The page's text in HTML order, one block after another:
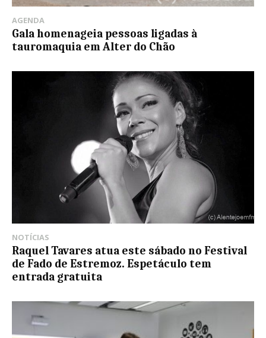
AGENDA
Gala homenageia pessoas ligadas à
tauromaquia em Alter do Chão
NOTÍCIAS
Raquel Tavares atua este sábado no Festival
de Fado de Estremoz. Espetáculo tem
entrada gratuita